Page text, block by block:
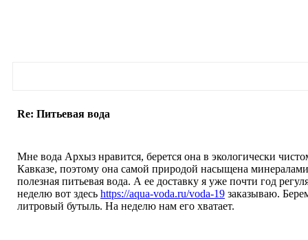
Re: Питьевая вода
Мне вода Архыз нравится, берется она в экологически
Кавказе, поэтому она самой природой насыщена
полезная питьевая вода. А ее доставку я уже почти год
неделю вот здесь https://aqua-voda.ru/voda-19 заказываю.
литровый бутыль. На неделю нам его хватает.